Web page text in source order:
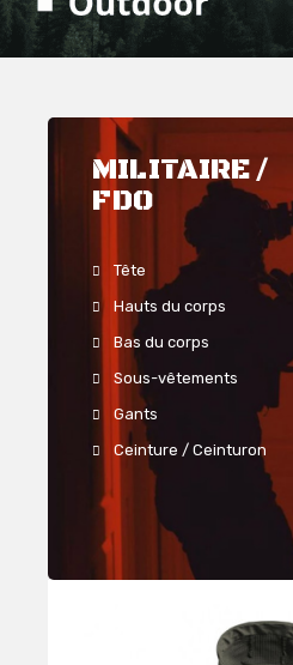
MILITAIRE /
FDO
Tête
Hauts du corps
Bas du corps
Sous-vêtements
Gants
Ceinture / Ceinturon